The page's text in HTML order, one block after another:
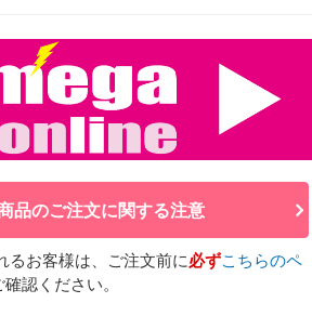
品のご注文に関する注意
お客様は、ご注文前に必ずこちらのペ
認ください。